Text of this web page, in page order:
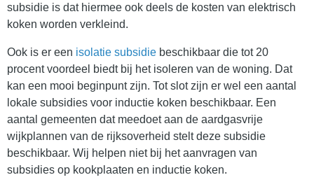
subsidie is dat hiermee ook deels de kosten van elektrisch
koken worden verkleind.
Ook is er een isolatie subsidie beschikbaar die tot 20
procent voordeel biedt bij het isoleren van de woning. Dat
kan een mooi beginpunt zijn. Tot slot zijn er wel een aantal
lokale subsidies voor inductie koken beschikbaar. Een
aantal gemeenten dat meedoet aan de aardgasvrije
wijkplannen van de rijksoverheid stelt deze subsidie
beschikbaar. Wij helpen niet bij het aanvragen van
subsidies op kookplaaten en inductie koken.